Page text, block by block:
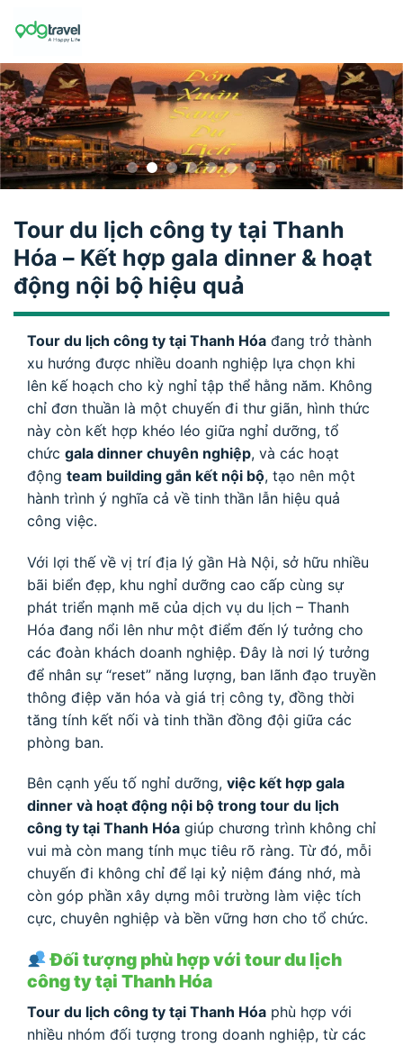
Tour du lịch công ty tại Thanh
Hóa – Kết hợp gala dinner & hoạt
động nội bộ hiệu quả
Tour du lịch công ty tại Thanh Hóa đang trở thành
xu hướng được nhiều doanh nghiệp lựa chọn khi
lên kế hoạch cho kỳ nghỉ tập thể hằng năm. Không
chỉ đơn thuần là một chuyến đi thư giãn, hình thức
này còn kết hợp khéo léo giữa nghỉ dưỡng, tổ
chức gala dinner chuyên nghiệp, và các hoạt
động team building gắn kết nội bộ, tạo nên một
hành trình ý nghĩa cả về tinh thần lẫn hiệu quả
công việc.
Với lợi thế về vị trí địa lý gần Hà Nội, sở hữu nhiều
bãi biển đẹp, khu nghỉ dưỡng cao cấp cùng sự
phát triển mạnh mẽ của dịch vụ du lịch – Thanh
Hóa đang nổi lên như một điểm đến lý tưởng cho
các đoàn khách doanh nghiệp. Đây là nơi lý tưởng
để nhân sự “reset” năng lượng, ban lãnh đạo truyền
thông điệp văn hóa và giá trị công ty, đồng thời
tăng tính kết nối và tinh thần đồng đội giữa các
phòng ban.
Bên cạnh yếu tố nghỉ dưỡng, việc kết hợp gala
dinner và hoạt động nội bộ trong tour du lịch
công ty tại Thanh Hóa giúp chương trình không chỉ
vui mà còn mang tính mục tiêu rõ ràng. Từ đó, mỗi
chuyến đi không chỉ để lại kỷ niệm đáng nhớ, mà
còn góp phần xây dựng môi trường làm việc tích
cực, chuyên nghiệp và bền vững hơn cho tổ chức.
Đối tượng phù hợp với tour du lịch
công ty tại Thanh Hóa
Tour du lịch công ty tại Thanh Hóa phù hợp với
nhiều nhóm đối tượng trong doanh nghiệp, từ các